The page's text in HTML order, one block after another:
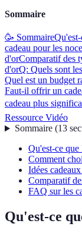
Sommaire
🥳 Sommaire
cadeau pour les
d'orComparatif des
d'orQ: Quels sont
Quel est un budget
Faut-il offrir un
cadeau plus
Ressource Vidéo
Sommaire(13
Qu'est-ce que
Comment
Idées
Comparatif
FAQ sur les
Qu'est-ce